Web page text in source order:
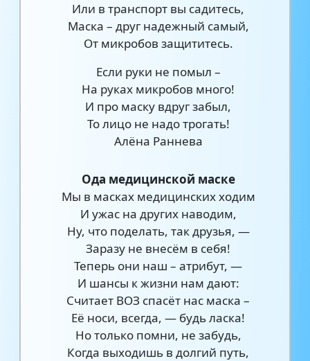
Или в транспорт вы садитесь,
Маска – друг надежный самый,
От микробов защититесь.
Если руки не помыл –
На руках микробов много!
И про маску вдруг забыл,
То лицо не надо трогать!
Алёна Раннева
Ода медицинской маске
Мы в масках медицинских ходим
И ужас на других наводим,
Ну, что поделать, так друзья, —
Заразу не внесём в себя!
Теперь они наш – атрибут, —
И шансы к жизни нам дают:
Считает ВОЗ спасёт нас маска –
Её носи, всегда, — будь ласка!
Но только помни, не забудь,
Когда выходишь в долгий путь,